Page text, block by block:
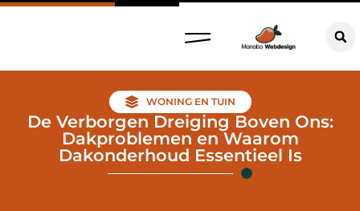
WONING EN TUIN
De Verborgen Dreiging Boven Ons:
Dakproblemen en Waarom
Dakonderhoud Essentieel Is